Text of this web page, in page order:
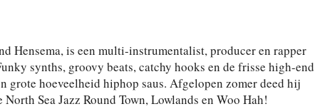
Hensema, is een multi-instrumentalist, producer en rapper
synths, groovy beats, catchy hooks en de frisse high-end
grote hoeveelheid hiphop saus. Afgelopen zomer deed hij
North Sea Jazz Round Town, Lowlands en Woo Hah!